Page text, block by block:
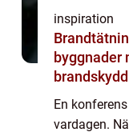
inspiration
Brandtätning i
byggnader
brandskydd
En
vardagen.